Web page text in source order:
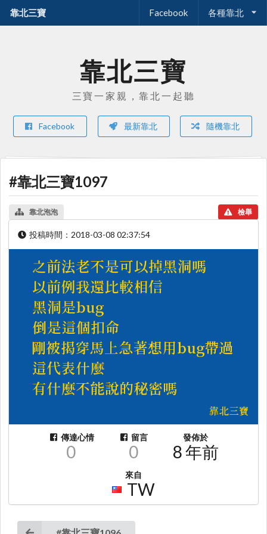
靠北三寶 Facebook 各種靠北
靠北三寶
三寶一家親，靠北一起聽
Facebook 最新靠北 隨機靠北
#靠北三寶1097
靠北泡泡 檢舉
投稿時間： 2018-03-08 02:37:54
傳達心情
0
留言
0
發佈於
8 年前
來自
TW